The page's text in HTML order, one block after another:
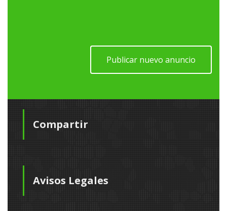
Publicar nuevo anuncio
Compartir
Avisos Legales